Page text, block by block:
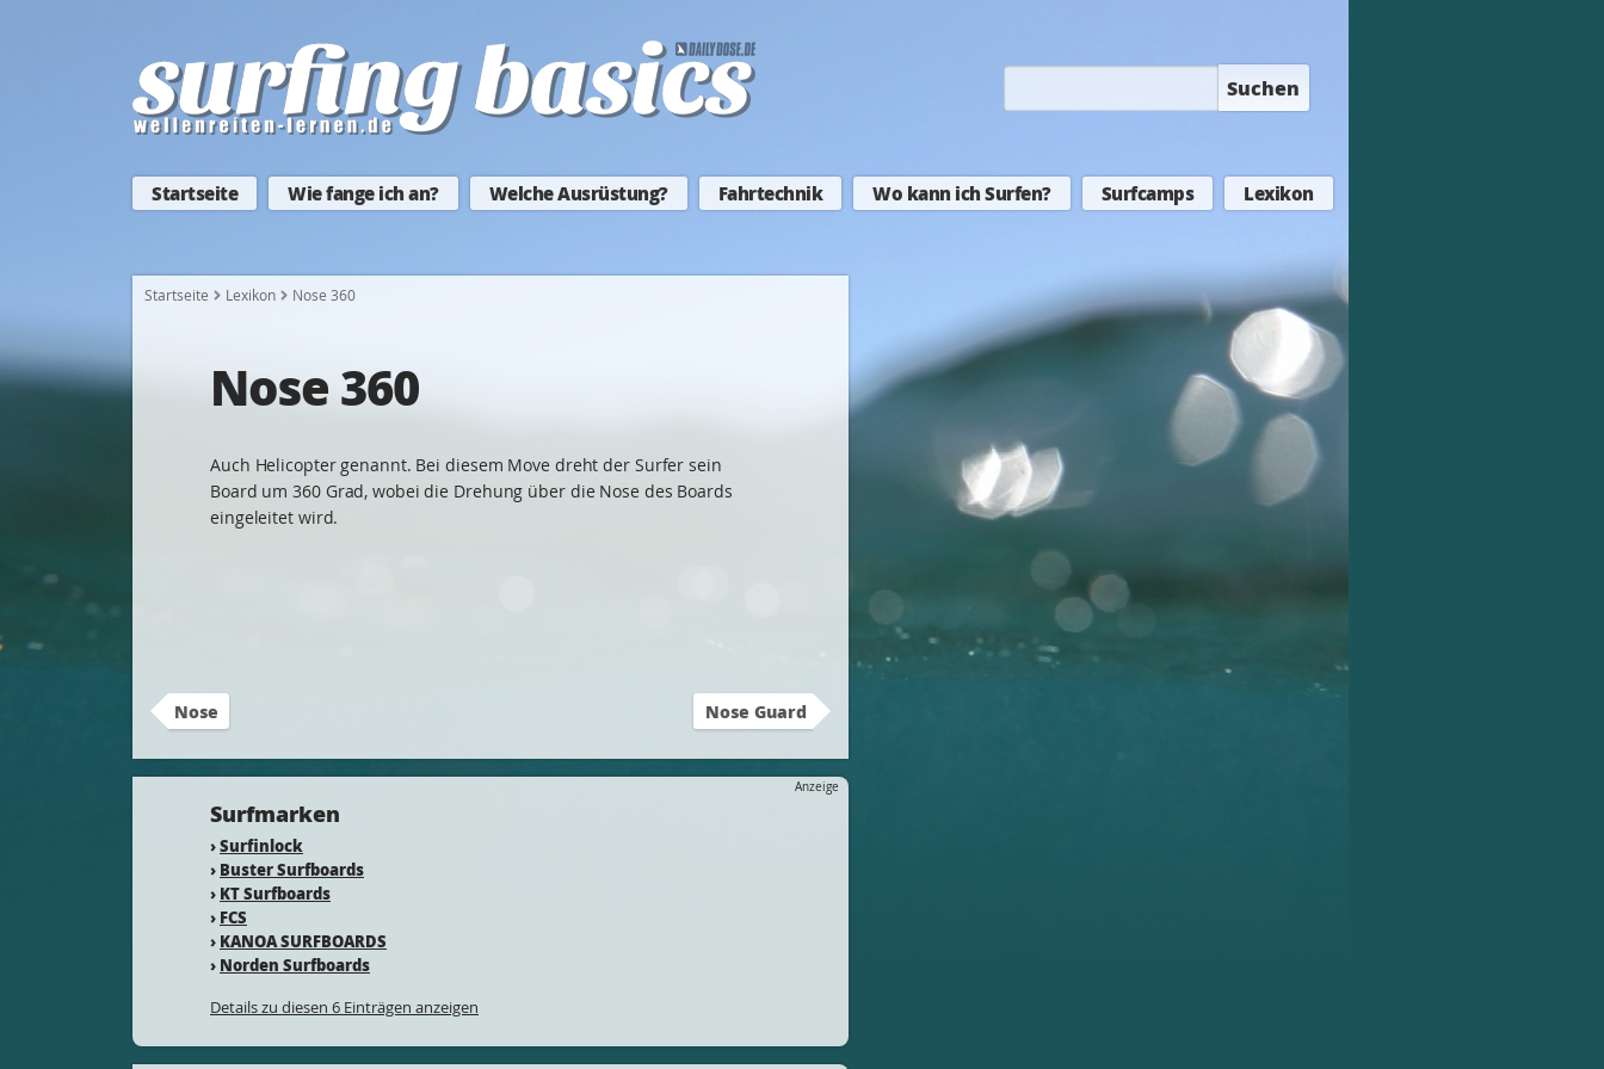
Suchen
Startseite Wie fange ich an? Welche Ausrüstung? Fahrtechnik Wo kann ich Surfen? Surfcamps Lexikon
Startseite Lexikon Nose 360
Nose 360
Auch Helicopter genannt. Bei diesem Move dreht der Surfer sein
Board um 360 Grad, wobei die Drehung über die Nose des Boards
eingeleitet wird.
Nose Nose Guard
Anzeige
Surfmarken
›Surfinlock
› Buster Surfboards
› KT Surfboards
› FCS
› KANOA SURFBOARDS
› Norden Surfboards
Details zu diesen 6 Einträgen anzeigen